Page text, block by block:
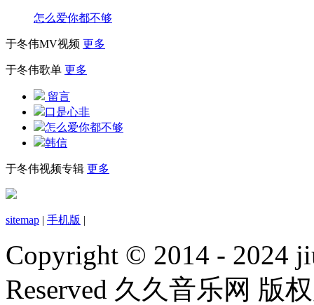
怎么爱你都不够
于冬伟MV视频 更多
于冬伟歌单 更多
留言
口是心非
怎么爱你都不够
韩信
于冬伟视频专辑 更多
sitemap | 手机版 |
Copyright © 2014 - 2024
Reserved 久久音乐网 版